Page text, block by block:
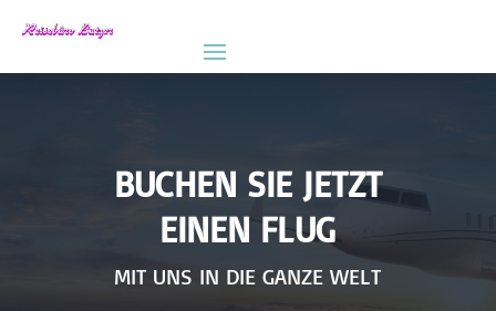
BUCHEN SIE JETZT
EINEN FLUG
MIT UNS IN DIE GANZE WELT